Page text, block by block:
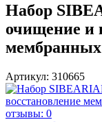
Набор
очищение и
Артикул: 310665
отзывы: 0